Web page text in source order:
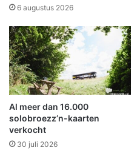
e
n
t
e
h
u
i
s
6
m
i
6 augustus 2026
Al meer dan 16.000
solobroezz’n-kaarten
verkocht
30 juli 2026